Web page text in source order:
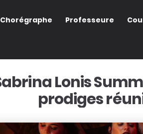
Chorégraphe Professeure
Lonis
prodiges